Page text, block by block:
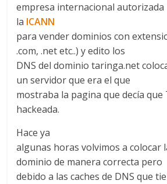
empresa internacional
la ICANN
para vender dominios con
.com, .net etc..) y edito los
DNS del dominio taringa.net
un servidor que era el que
mostraba la pagina que decía
hackeada.
Hace ya
algunas horas volvimos a colocar
dominio de manera correcta pero
debido a las caches de DNS que